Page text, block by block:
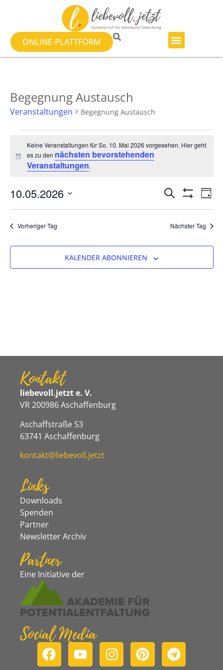
ONLINE-PLATTFORM
Begegnung Austausch
Veranstaltungen Begegnung Austausch
Hinweis
Keine Veranstaltungen für So. 10. Mai 2026 vorgesehen. Hier geht
es zu den nächsten bevorstehenden
Veranstaltungen.
Suche
und
SUCHE TAG
10.05.2026
wählen.
Vorheriger Tag Nächster Tag
KALENDER ABONNIEREN
Kontakt
liebevoll.jetzt e. V.
VR 200986 Aschaffenburg
Aschaffstraße 53
63741 Aschaffenburg
kontakt@liebevoll.jetzt
Links
Downloads
Spenden
Partner
Newsletter Archiv
Partner
Eine Initiative der
Social Media